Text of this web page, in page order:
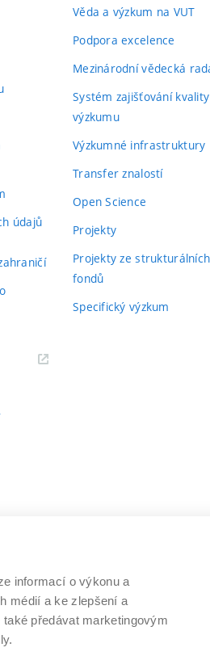
údajů
Věda a výzkum na VUT
Podpora excelence
Mezinárodní vědecká
Systém zajišťování kvality
výzkumu
Výzkumné infrastruktury
Transfer znalostí
Open Science
Projekty
Projekty ze strukturálních
fondů
Specifický výzkum
V BRNĚ
www.vut.cz
informací o výkonu a
médií a ke zlepšení a
předávat marketingovým